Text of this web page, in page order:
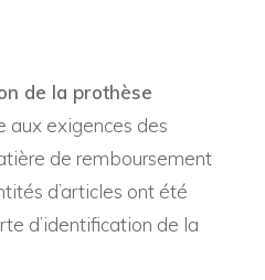
de la prothèse
aux exigences des
de remboursement
d’articles ont été
d’identification de la